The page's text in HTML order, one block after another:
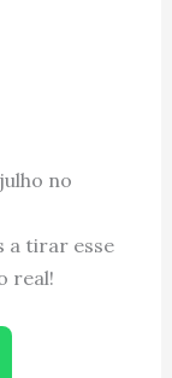
no
a tirar esse
real!